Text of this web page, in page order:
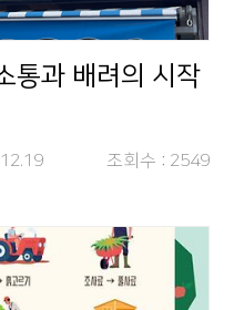
통과 배려의 시작
조회수 : 2549